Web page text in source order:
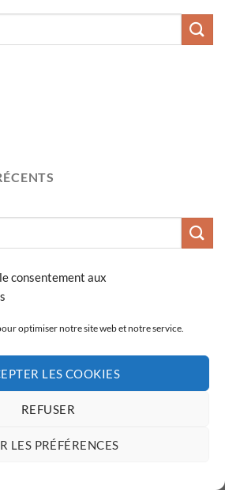
consentement aux
optimiser notre site web et notre service.
LES COOKIES
REFUSER
LES PRÉFÉRENCES
2026 ©Tactical Solutions